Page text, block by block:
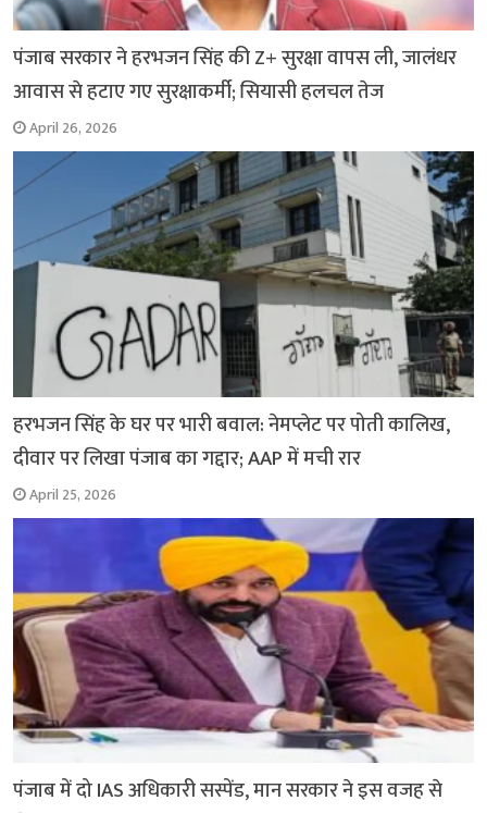
पंजाब सरकार ने हरभजन सिंह की Z+ सुरक्षा वापस ली, जालंधर
आवास से हटाए गए सुरक्षाकर्मी; सियासी हलचल तेज
April 26, 2026
हरभजन सिंह के घर पर भारी बवाल: नेमप्लेट पर पोती कालिख,
दीवार पर लिखा पंजाब का गद्दार; AAP में मची रार
April 25, 2026
पंजाब में दो IAS अधिकारी सस्पेंड, मान सरकार ने इस वजह से